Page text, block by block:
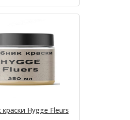
Hygge Fleurs